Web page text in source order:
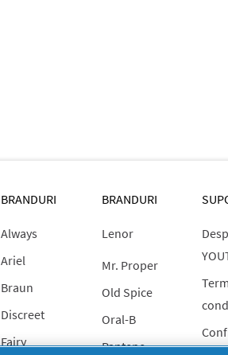
BRANDURI
Always
Ariel
Braun
Discreet
Fairy
BRANDURI
Lenor
Mr. Proper
Old Spice
Oral-B
Pantene